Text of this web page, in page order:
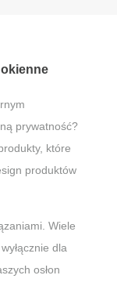
prywatność?
które
produktów
Wiele
dla
osłon